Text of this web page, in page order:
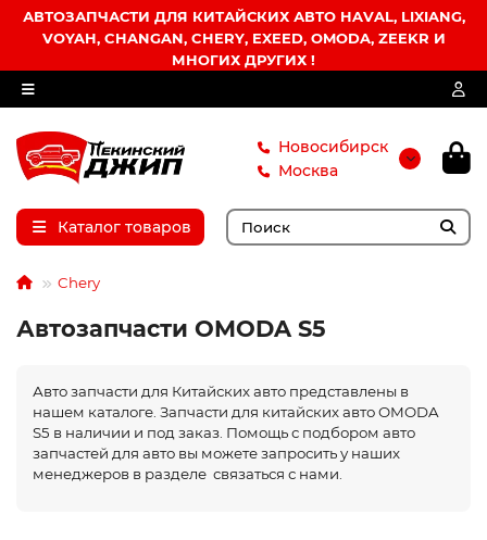
АВТОЗАПЧАСТИ ДЛЯ КИТАЙСКИХ АВТО HAVAL, LIXIANG,
VOYAH, CHANGAN, CHERY, EXEED, OMODA, ZEEKR И
МНОГИХ ДРУГИХ !
Новосибирск
Москва
Каталог товаров
Chery
Автозапчасти OMODA S5
Авто запчасти для Китайских авто представлены в
нашем каталоге. Запчасти для китайских авто OMODA
S5 в наличии и под заказ. Помощь с подбором авто
запчастей для авто вы можете запросить у наших
менеджеров в разделе связаться с нами.